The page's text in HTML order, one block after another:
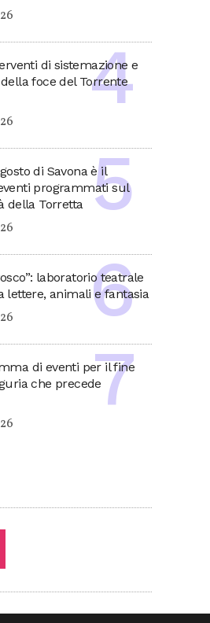
di sistemazione e
foce del Torrente
di Savona è il
programmati sul
della Torretta
laboratorio teatrale
lettere, animali e fantasia
di eventi per il fine
che precede